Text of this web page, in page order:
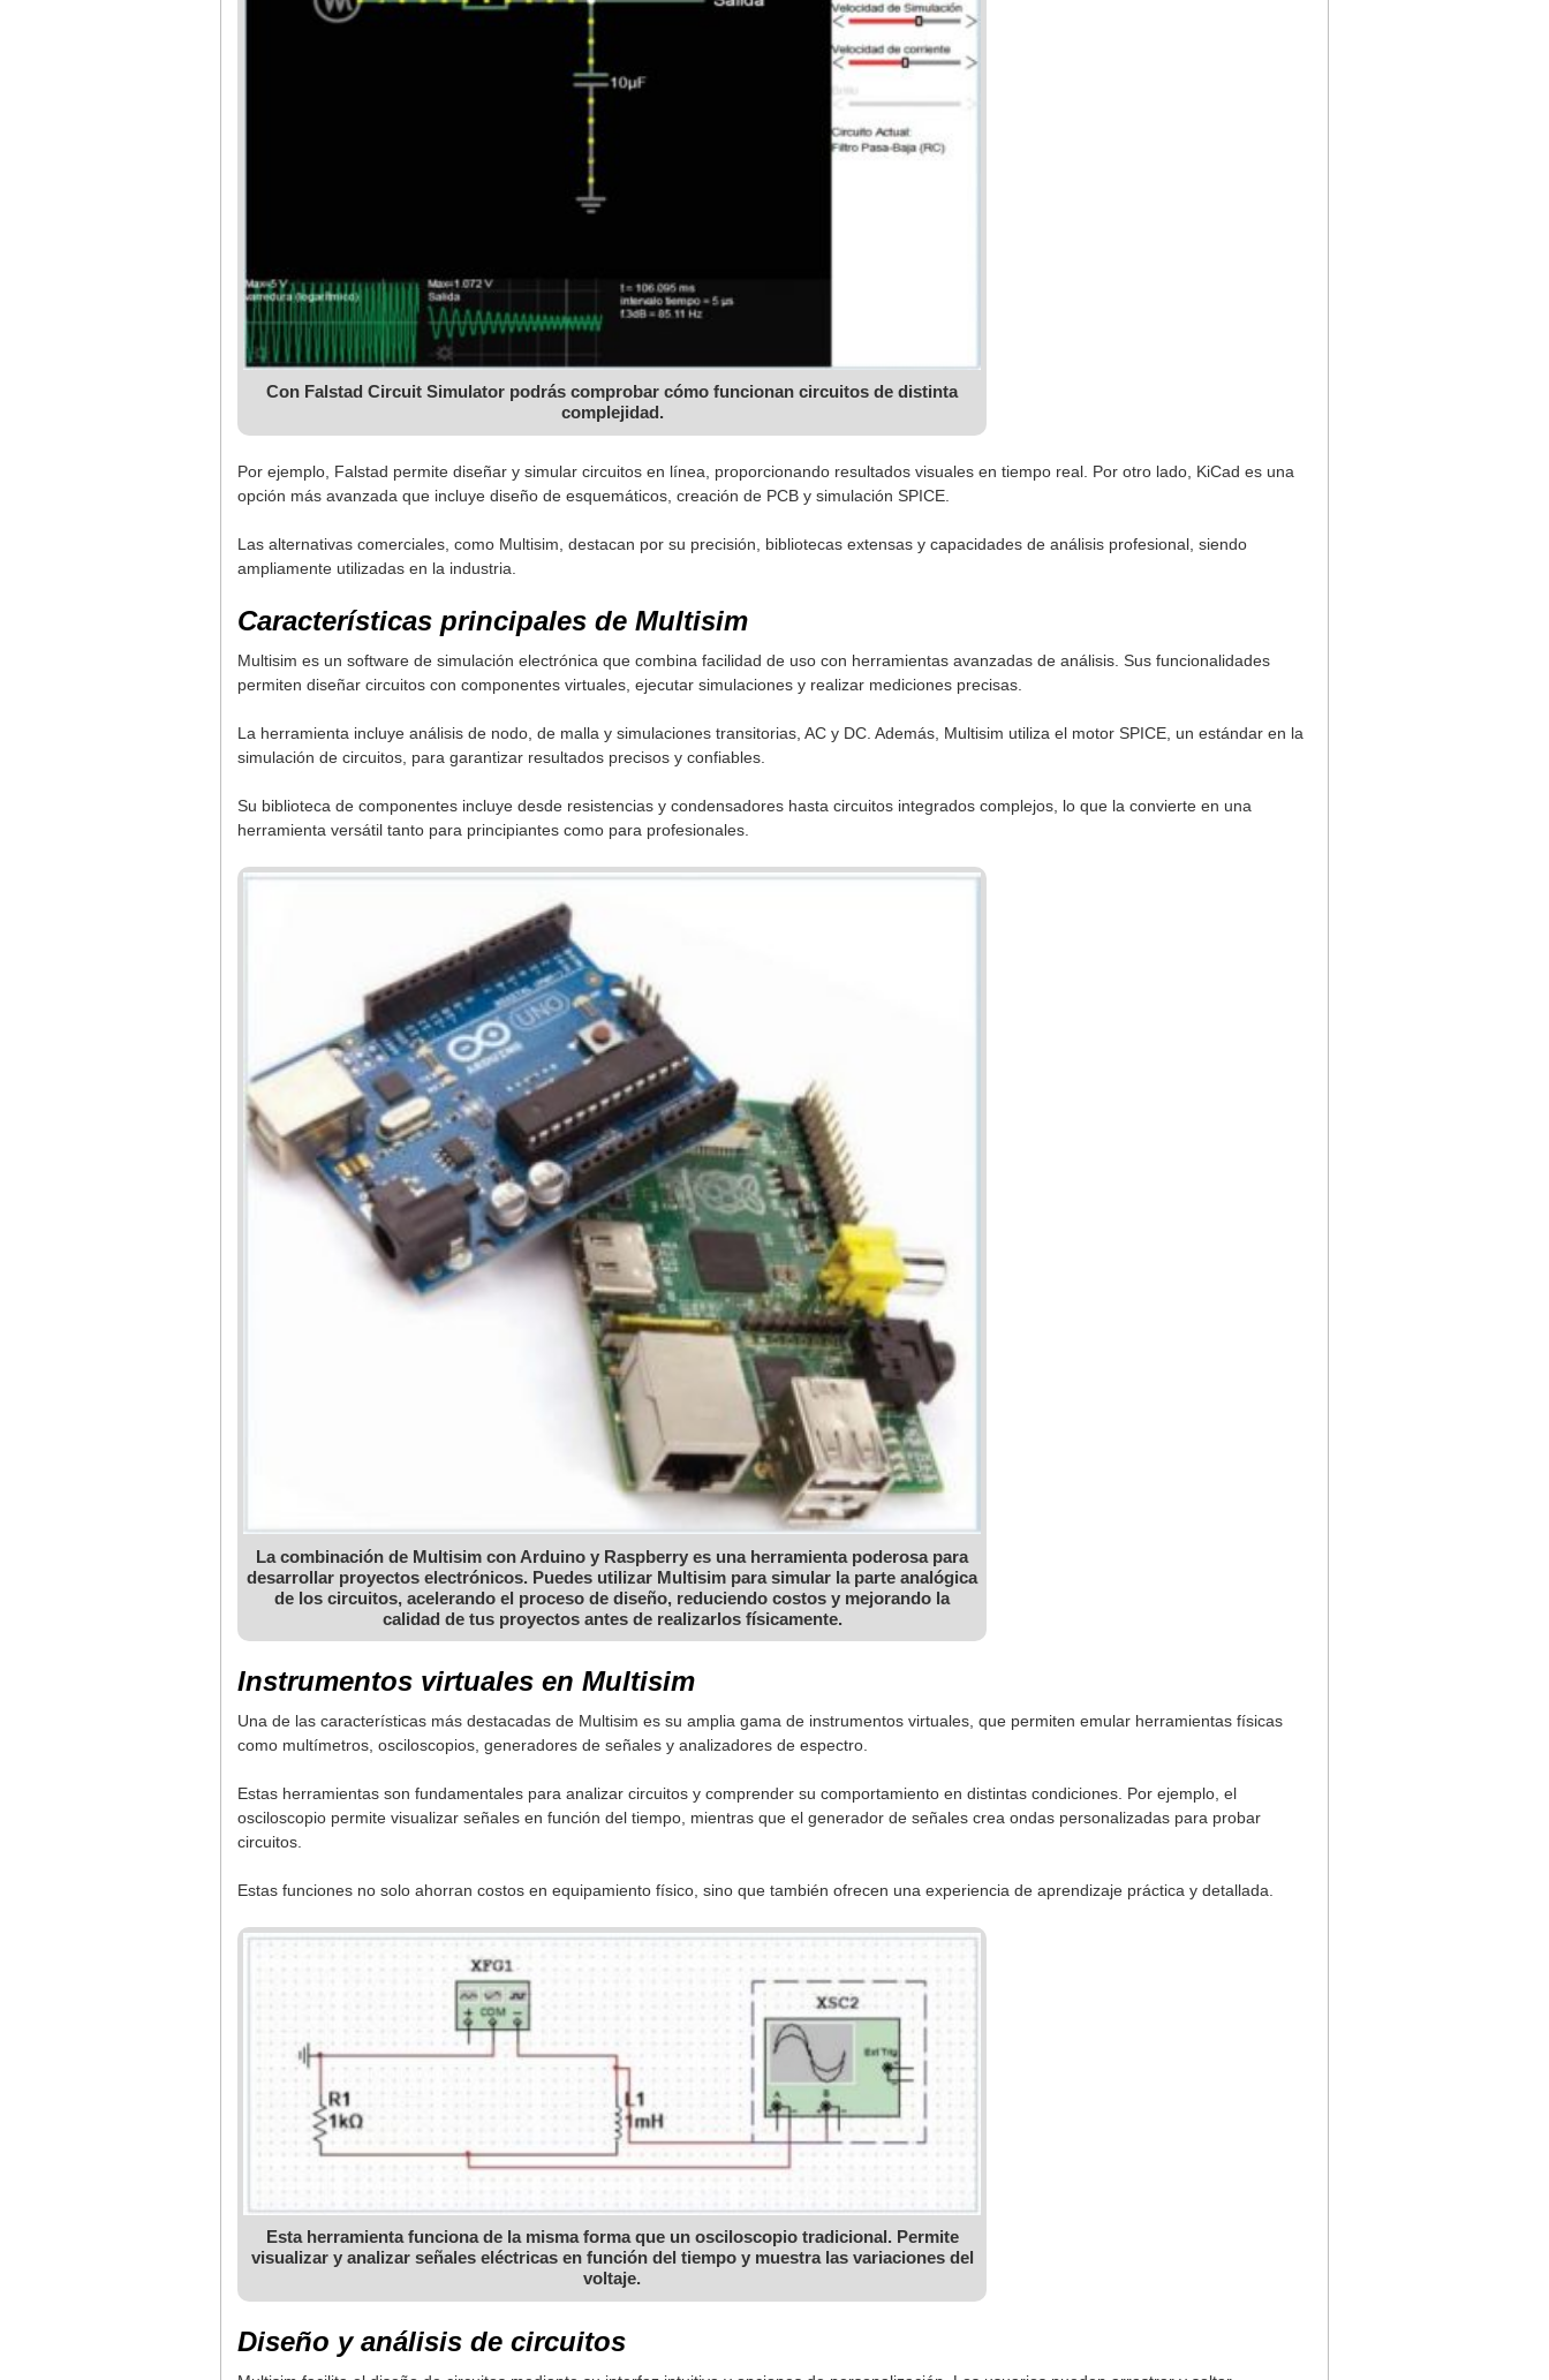
Con Falstad Circuit Simulator podrás comprobar cómo funcionan circuitos de distinta
complejidad.
Por ejemplo, Falstad permite diseñar y simular circuitos en línea, proporcionando resultados visuales en tiempo real. Por otro lado, KiCad es una
opción más avanzada que incluye diseño de esquemáticos, creación de PCB y simulación SPICE.
Las alternativas comerciales, como Multisim, destacan por su precisión, bibliotecas extensas y capacidades de análisis profesional, siendo
ampliamente utilizadas en la industria.
Características principales de Multisim
Multisim es un software de simulación electrónica que combina facilidad de uso con herramientas avanzadas de análisis. Sus funcionalidades
permiten diseñar circuitos con componentes virtuales, ejecutar simulaciones y realizar mediciones precisas.
La herramienta incluye análisis de nodo, de malla y simulaciones transitorias, AC y DC. Además, Multisim utiliza el motor SPICE, un estándar en la
simulación de circuitos, para garantizar resultados precisos y confiables.
Su biblioteca de componentes incluye desde resistencias y condensadores hasta circuitos integrados complejos, lo que la convierte en una
herramienta versátil tanto para principiantes como para profesionales.
La combinación de Multisim con Arduino y Raspberry es una herramienta poderosa para
desarrollar proyectos electrónicos. Puedes utilizar Multisim para simular la parte analógica
de los circuitos, acelerando el proceso de diseño, reduciendo costos y mejorando la
calidad de tus proyectos antes de realizarlos físicamente.
Instrumentos virtuales en Multisim
Una de las características más destacadas de Multisim es su amplia gama de instrumentos virtuales, que permiten emular herramientas físicas
como multímetros, osciloscopios, generadores de señales y analizadores de espectro.
Estas herramientas son fundamentales para analizar circuitos y comprender su comportamiento en distintas condiciones. Por ejemplo, el
osciloscopio permite visualizar señales en función del tiempo, mientras que el generador de señales crea ondas personalizadas para probar
circuitos.
Estas funciones no solo ahorran costos en equipamiento físico, sino que también ofrecen una experiencia de aprendizaje práctica y detallada.
Esta herramienta funciona de la misma forma que un osciloscopio tradicional. Permite
visualizar y analizar señales eléctricas en función del tiempo y muestra las variaciones del
voltaje.
Diseño y análisis de circuitos